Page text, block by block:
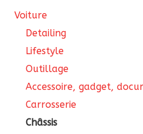
Voiture
Detailing
Lifestyle
Outillage
Accessoire, gadget,
Carrosserie
Châssis